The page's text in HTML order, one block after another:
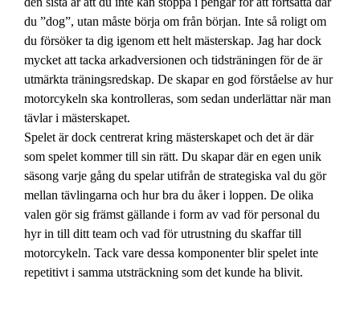
du ”dog”, utan måste börja om från början. Inte så roligt om
du försöker ta dig igenom ett helt mästerskap. Jag har dock
mycket att tacka arkadversionen och tidsträningen för de är
utmärkta träningsredskap. De skapar en god förståelse av hur
motorcykeln ska kontrolleras, som sedan underlättar när man
tävlar i mästerskapet.
Spelet är dock centrerat kring mästerskapet och det är där
som spelet kommer till sin rätt. Du skapar där en egen unik
säsong varje gång du spelar utifrån de strategiska val du gör
mellan tävlingarna och hur bra du åker i loppen. De olika
valen gör sig främst gällande i form av vad för personal du
hyr in till ditt team och vad för utrustning du skaffar till
motorcykeln. Tack vare dessa komponenter blir spelet inte
repetitivt i samma utsträckning som det kunde ha blivit.